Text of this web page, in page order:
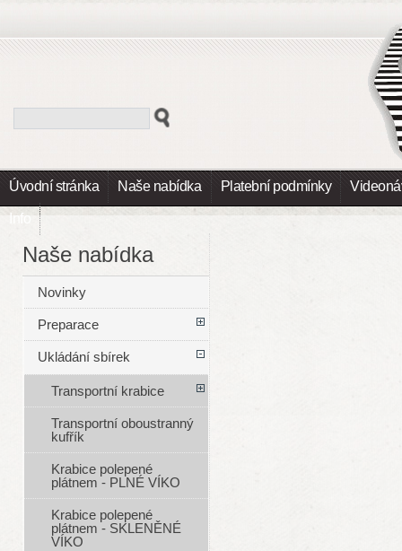
Úvodní stránka Naše nabídka Platební podmínky
Info
Naše nabídka
Novinky
Preparace
Ukládání sbírek
Transportní krabice
Transportní oboustranný
kufřík
Krabice polepené
plátnem - PLNÉ VÍKO
Krabice polepené
plátnem - SKLENĚNÉ
VÍKO